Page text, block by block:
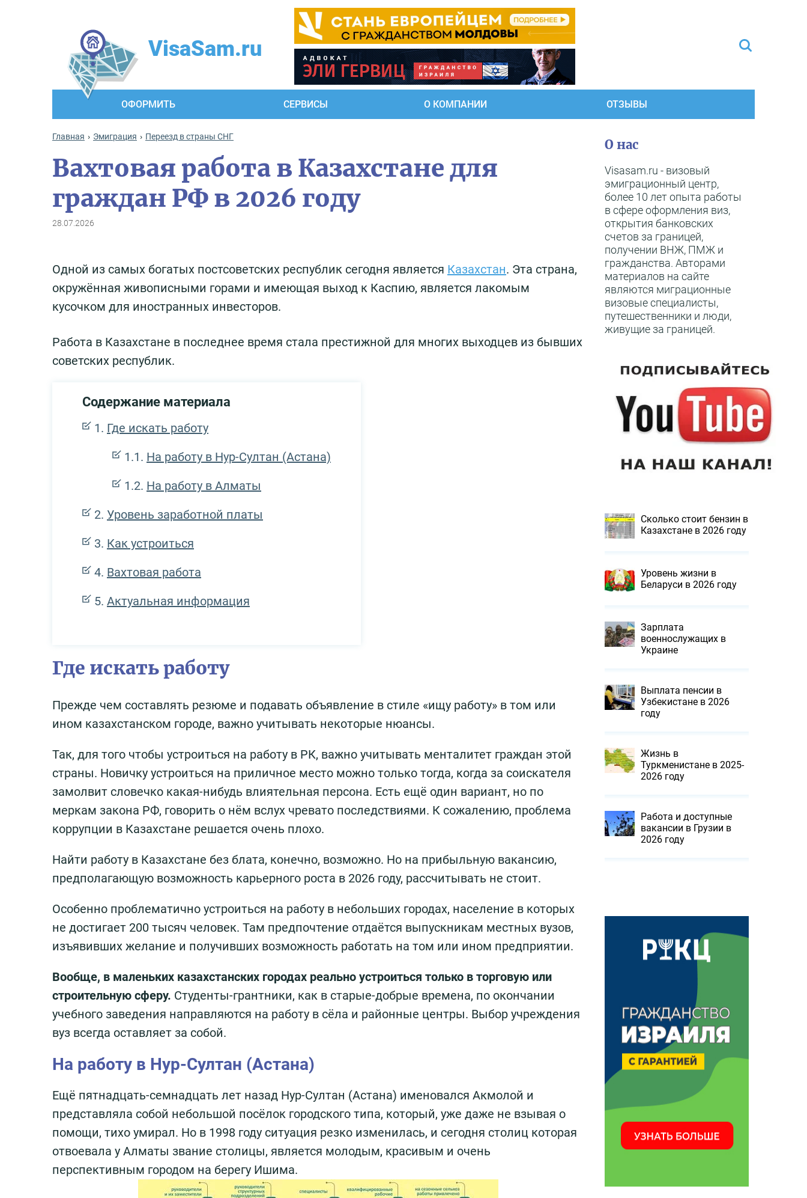
VisaSam.ru
ОФОРМИТЬ СЕРВИСЫ О КОМПАНИИ ОТЗЫВЫ
Главная Эмиграция Переезд в страны СНГ
Вахтовая работа в Казахстане для
граждан РФ в 2026 году
28.07.2026
Одной из самых богатых постсоветских республик сегодня является Казахстан. Эта страна,
окружённая живописными горами и имеющая выход к Каспию, является лакомым
кусочком для иностранных инвесторов.
Работа в Казахстане в последнее время стала престижной для многих выходцев из бывших
советских республик.
Содержание материала
Где искать работу
На работу в Нур-Султан (Астана)
На работу в Алматы
Уровень заработной платы
Как устроиться
Вахтовая работа
Актуальная информация
Где искать работу
Прежде чем составлять резюме и подавать объявление в стиле «ищу работу» в том или
ином казахстанском городе, важно учитывать некоторые нюансы.
Так, для того чтобы устроиться на работу в РК, важно учитывать менталитет граждан этой
страны. Новичку устроиться на приличное место можно только тогда, когда за соискателя
замолвит словечко какая-нибудь влиятельная персона. Есть ещё один вариант, но по
меркам закона РФ, говорить о нём вслух чревато последствиями. К сожалению, проблема
коррупции в Казахстане решается очень плохо.
Найти работу в Казахстане без блата, конечно, возможно. Но на прибыльную вакансию,
предполагающую возможность карьерного роста в 2026 году, рассчитывать не стоит.
Особенно проблематично устроиться на работу в небольших городах, население в которых
не достигает 200 тысяч человек. Там предпочтение отдаётся выпускникам местных вузов,
изъявивших желание и получивших возможность работать на том или ином предприятии.
Вообще, в маленьких казахстанских городах реально устроиться только в торговую или
строительную сферу. Студенты-грантники, как в старые-добрые времена, по окончании
учебного заведения направляются на работу в сёла и районные центры. Выбор учреждения
вуз всегда оставляет за собой.
На работу в Нур-Султан (Астана)
Ещё пятнадцать-семнадцать лет назад Нур-Султан (Астана) именовался Акмолой и
представляла собой небольшой посёлок городского типа, который, уже даже не взывая о
помощи, тихо умирал. Но в 1998 году ситуация резко изменилась, и сегодня столиц которая
отвоевала у Алматы звание столицы, является молодым, красивым и очень
перспективным городом на берегу Ишима.
О нас
Visasam.ru - визовый
эмиграционный центр,
более 10 лет опыта работы
в сфере оформления виз,
открытия банковских
счетов за границей,
получении ВНЖ, ПМЖ и
гражданства. Авторами
материалов на сайте
являются миграционные
визовые специалисты,
путешественники и люди,
живущие за границей.
Сколько стоит бензин в
Казахстане в 2026 году
Уровень жизни в
Беларуси в 2026 году
Зарплата
военнослужащих в
Украине
Выплата пенсии в
Узбекистане в 2026
году
Жизнь в
Туркменистане в 2025-
2026 году
Работа и доступные
вакансии в Грузии в
2026 году